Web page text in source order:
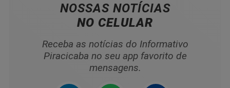
NOSSAS NOTÍCIAS
NO CELULAR
Receba as notícias do Informativo
Piracicaba no seu app favorito de
mensagens.